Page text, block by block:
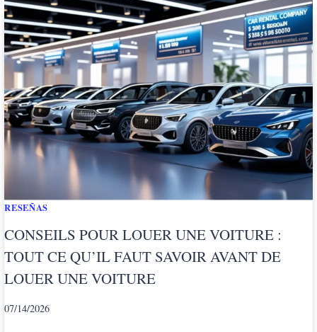
I
G
L
I
P
E
R
I
L
L
G
I
O
RESEÑAS
CONSEILS POUR LOUER UNE VOITURE :
TOUT CE QU’IL FAUT SAVOIR AVANT DE
LOUER UNE VOITURE
07/14/2026